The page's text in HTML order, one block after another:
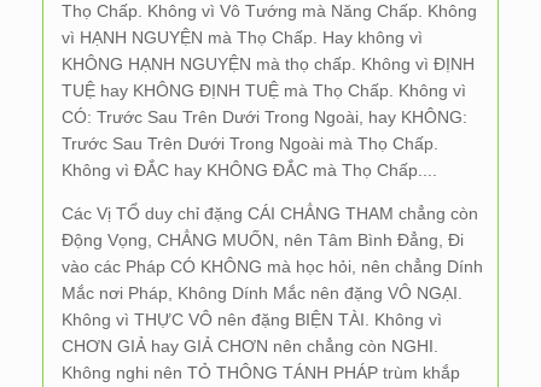
Thọ Chấp. Không vì Vô Tướng mà Năng Chấp. Không
vì HẠNH NGUYỆN mà Thọ Chấp. Hay không vì
KHÔNG HẠNH NGUYỆN mà thọ chấp. Không vì ĐỊNH
TUỆ hay KHÔNG ĐỊNH TUỆ mà Thọ Chấp. Không vì
CÓ: Trước Sau Trên Dưới Trong Ngoài, hay KHÔNG:
Trước Sau Trên Dưới Trong Ngoài mà Thọ Chấp.
Không vì ĐẮC hay KHÔNG ĐẮC mà Thọ Chấp....
Các Vị TỔ duy chỉ đặng CÁI CHẲNG THAM chẳng còn
Động Vọng, CHẲNG MUỐN, nên Tâm Bình Đẳng, Đi
vào các Pháp CÓ KHÔNG mà học hỏi, nên chẳng Dính
Mắc nơi Pháp, Không Dính Mắc nên đặng VÔ NGẠI.
Không vì THỰC VÔ nên đặng BIỆN TÀI. Không vì
CHƠN GIẢ hay GIẢ CHƠN nên chẳng còn NGHI.
Không nghi nên TỎ THÔNG TÁNH PHÁP trùm khắp